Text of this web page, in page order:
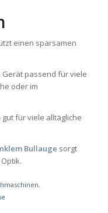
einen sparsamen
Gerät passend für viele
oder im
gut für viele alltägliche
Bullauge sorgt
,